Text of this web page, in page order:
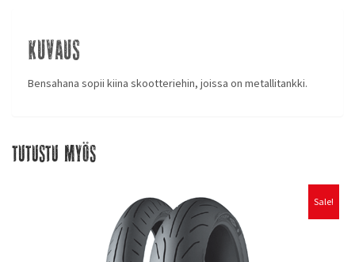
Kuvaus
Bensahana sopii kiina skootteriehin, joissa on metallitankki.
Tutustu myös
Sale!